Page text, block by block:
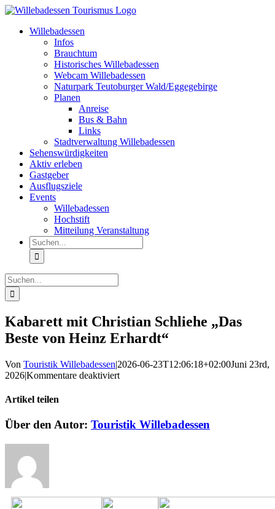
Zum
springenWillebadessen
Infos
Brauchtum
Historisches Willebadessen
Webcam Willebadessen
Naturpark Teutoburger Wald/Eggegebirge
Planen
Anreise
Bus & Bahn
Links
Stadtverwaltung Willebadessen
Sehenswürdigkeiten
Aktiv erleben
Gastgeber
Ausflugsziele
Events
Willebadessen
Hochstift
Mitteilung Veranstaltung
Suche
nach:
Suche
nach:
Kabarett mit Christian Schliehe „Das
Beste von Heinz Erhardt“
Von Touristik Willebadessen|2026-06-23T12:06:18+02:00Juni 23rd,
2026|Kommentare deaktiviertfür
Schliehe
„Das
Artikel teilen
Facebook
X
Reddit
LinkedIn
WhatsApp
Pinterest
Vk
E-
Über den Autor: Touristik Willebadessen